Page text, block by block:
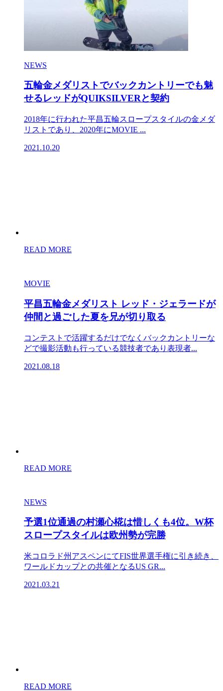
NEWS
五輪金メダリストでバックカントリーでも魅
せるレッドがQUIKSILVERと契約
2018年に行われた平昌五輪スロープスタイルの金メダ
リストであり、2020年にMOVIE ...
2021.10.20
READ MORE
MOVIE
平昌五輪金メダリスト レッド・ジェラードが
仲間と過ごした夏を兄が切り取る
コンテストで活躍するだけでなくバックカントリーな
どで撮影活動も行っている競技者であり表現者...
2021.08.18
READ MORE
NEWS
予選1位通過の村瀬心椛は惜しくも4位。W杯
スロープスタイルは欧州勢が完勝
米コロラド州アスペンにてFIS世界選手権に引き続き、
ワールドカップとの共催となるUS GR...
2021.03.21
READ MORE